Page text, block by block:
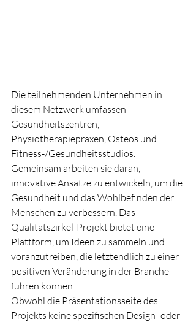
Die teilnehmenden Unternehmen in
diesem Netzwerk umfassen
Gesundheitszentren,
Physiotherapiepraxen, Osteos und
Fitness-/Gesundheitsstudios.
Gemeinsam arbeiten sie daran,
innovative Ansätze zu entwickeln, um die
Gesundheit und das Wohlbefinden der
Menschen zu verbessern. Das
Qualitätszirkel-Projekt bietet eine
Plattform, um Ideen zu sammeln und
voranzutreiben, die letztendlich zu einer
positiven Veränderung in der Branche
führen können.
Obwohl die Präsentationsseite des
Projekts keine spezifischen Design- oder